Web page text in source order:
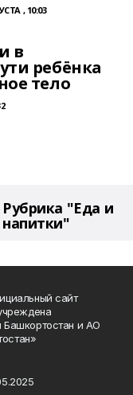
, 10:03
в
ребёнка
тело
Рубрика "Еда и
напитки"
сайт
Башкортостан и АО